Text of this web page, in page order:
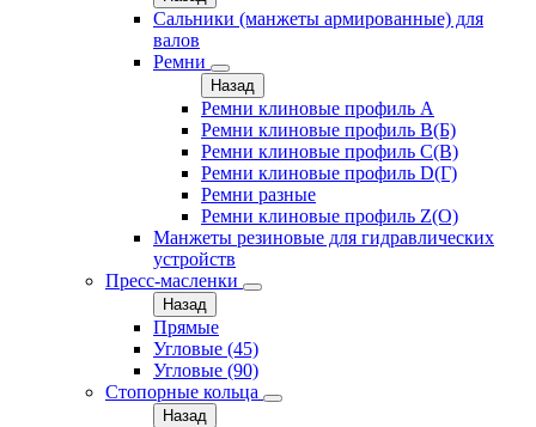
Сальники (манжеты армированные) для
валов
Ремни
Назад
Ремни клиновые профиль A
Ремни клиновые профиль B(Б)
Ремни клиновые профиль C(В)
Ремни клиновые профиль D(Г)
Ремни разные
Ремни клиновые профиль Z(О)
Манжеты резиновые для гидравлических
устройств
Пресс-масленки
Назад
Прямые
Угловые (45)
Угловые (90)
Стопорные кольца
Назад